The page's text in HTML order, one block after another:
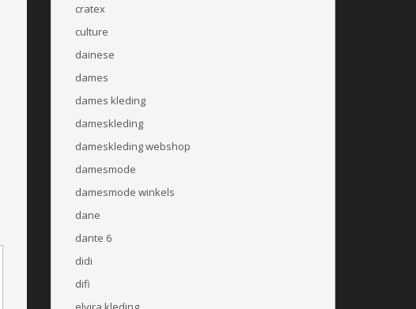
cratex
culture
dainese
dames
dames kleding
dameskleding
dameskleding webshop
damesmode
damesmode winkels
dane
dante 6
didi
difi